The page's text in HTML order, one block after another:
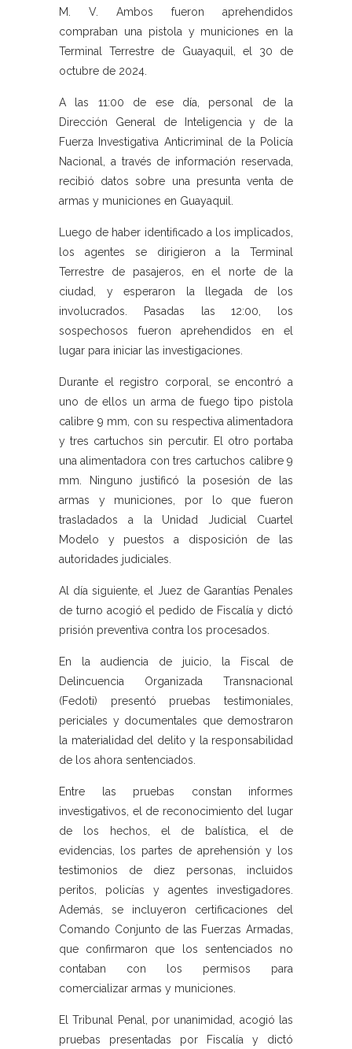
M. V. Ambos fueron aprehendidos
compraban una pistola y municiones en la
Terminal Terrestre de Guayaquil, el 30 de
octubre de 2024.
A las 11:00 de ese día, personal de la
Dirección General de Inteligencia y de la
Fuerza Investigativa Anticriminal de la Policía
Nacional, a través de información reservada,
recibió datos sobre una presunta venta de
armas y municiones en Guayaquil.
Luego de haber identificado a los implicados,
los agentes se dirigieron a la Terminal
Terrestre de pasajeros, en el norte de la
ciudad, y esperaron la llegada de los
involucrados. Pasadas las 12:00, los
sospechosos fueron aprehendidos en el
lugar para iniciar las investigaciones.
Durante el registro corporal, se encontró a
uno de ellos un arma de fuego tipo pistola
calibre 9 mm, con su respectiva alimentadora
y tres cartuchos sin percutir. El otro portaba
una alimentadora con tres cartuchos calibre 9
mm. Ninguno justificó la posesión de las
armas y municiones, por lo que fueron
trasladados a la Unidad Judicial Cuartel
Modelo y puestos a disposición de las
autoridades judiciales.
Al día siguiente, el Juez de Garantías Penales
de turno acogió el pedido de Fiscalía y dictó
prisión preventiva contra los procesados.
En la audiencia de juicio, la Fiscal de
Delincuencia Organizada Transnacional
(Fedoti) presentó pruebas testimoniales,
periciales y documentales que demostraron
la materialidad del delito y la responsabilidad
de los ahora sentenciados.
Entre las pruebas constan informes
investigativos, el de reconocimiento del lugar
de los hechos, el de balística, el de
evidencias, los partes de aprehensión y los
testimonios de diez personas, incluidos
peritos, policías y agentes investigadores.
Además, se incluyeron certificaciones del
Comando Conjunto de las Fuerzas Armadas,
que confirmaron que los sentenciados no
contaban con los permisos para
comercializar armas y municiones.
El Tribunal Penal, por unanimidad, acogió las
pruebas presentadas por Fiscalía y dictó